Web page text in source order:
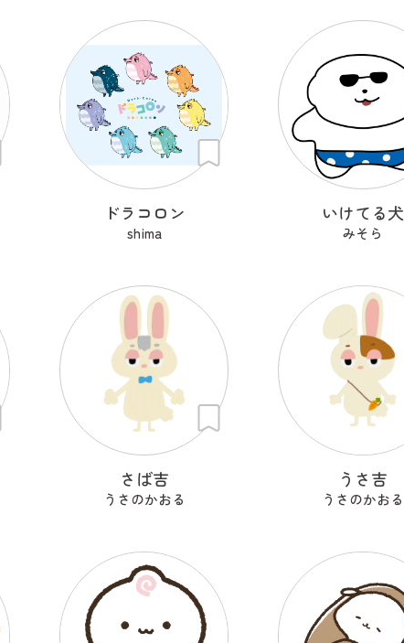
ドラコロン
shima
いけてる犬
みそら
さば吉
うさのかおる
うさ吉
うさのかおる